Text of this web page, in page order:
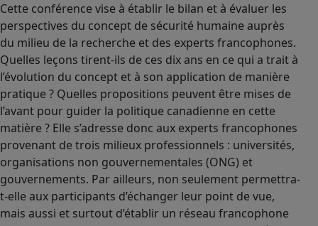
Cette conférence vise à établir le bilan et à évaluer les
perspectives du concept de sécurité humaine auprès
du milieu de la recherche et des experts francophones.
Quelles leçons tirent-ils de ces dix ans en ce qui a trait à
l’évolution du concept et à son application de manière
pratique ? Quelles propositions peuvent être mises de
l’avant pour guider la politique canadienne en cette
matière ? Elle s’adresse donc aux experts francophones
provenant de trois milieux professionnels : universités,
organisations non gouvernementales (ONG) et
gouvernements. Par ailleurs, non seulement permettra-
t-elle aux participants d’échanger leur point de vue,
mais aussi et surtout d’établir un réseau francophone